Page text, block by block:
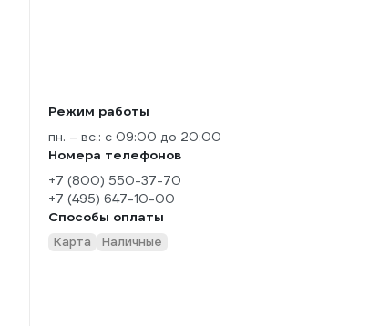
Режим работы
пн. – вс.: с 09:00 до 20:00
Номера телефонов
+7 (800) 550-37-70
+7 (495) 647-10-00
Способы оплаты
Карта Наличные